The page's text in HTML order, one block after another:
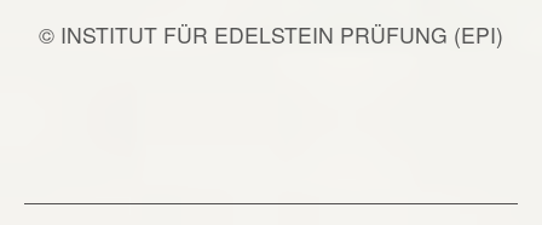
© INSTITUT FÜR EDELSTEIN PRÜFUNG (EPI)